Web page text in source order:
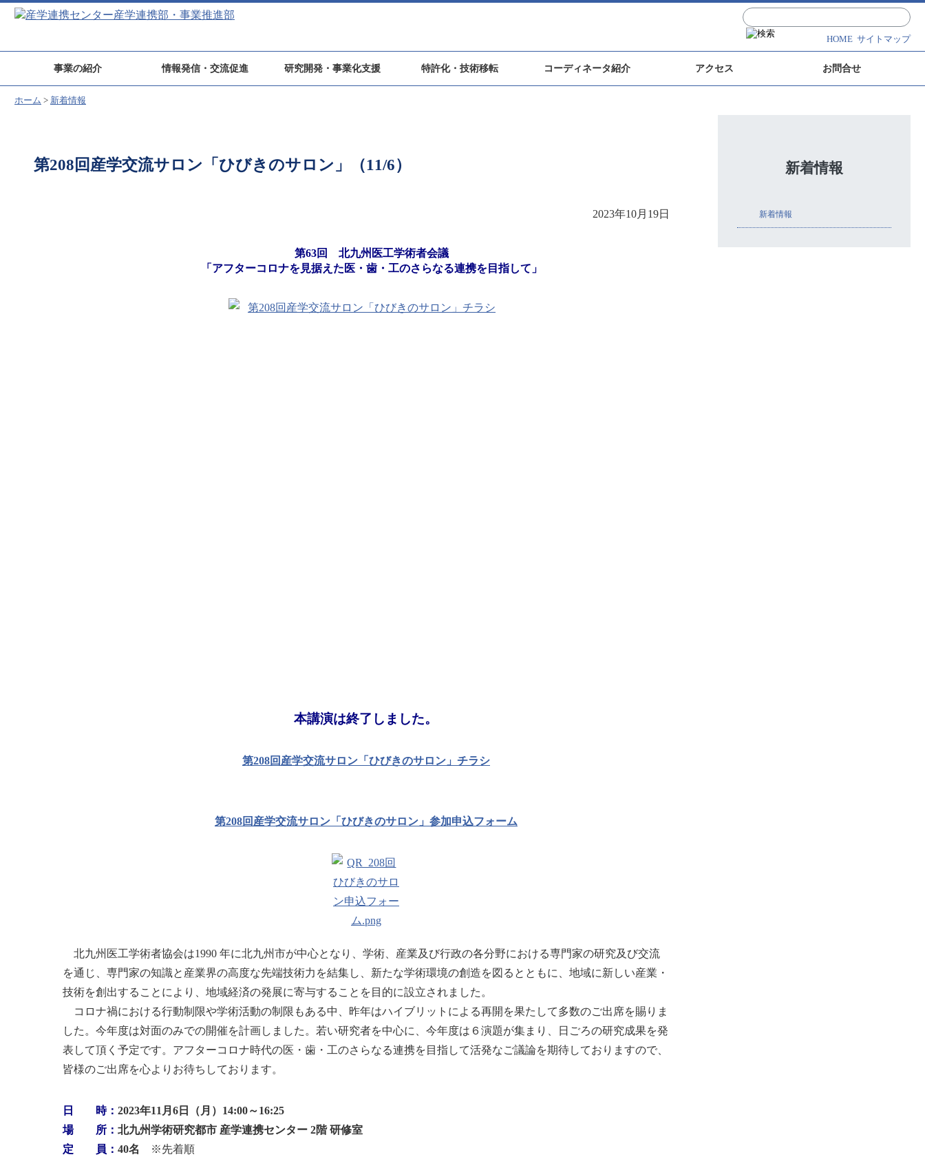
HOME サイトマップ
事業の紹介 情報発信・交流促進 研究開発・事業化支援 特許化・技術移転 コーディネータ紹介 アクセス お問合せ
ホーム > 新着情報
第208回産学交流サロン「ひびきのサロン」（11/6）
2023年10月19日
第63回 北九州医工学術者会議
「アフターコロナを見据えた医・歯・工のさらなる連携を目指して」
本講演は終了しました。
第208回産学交流サロン「ひびきのサロン」チラシ
第208回産学交流サロン「ひびきのサロン」参加申込フォーム
北九州医工学術者協会は1990 年に北九州市が中心となり、学術、産業及び行政の各分野における専門家の研究及び交流
を通じ、専門家の知識と産業界の高度な先端技術力を結集し、新たな学術環境の創造を図るとともに、地域に新しい産業・
技術を創出することにより、地域経済の発展に寄与することを目的に設立されました。
コロナ禍における行動制限や学術活動の制限もある中、昨年はハイブリットによる再開を果たして多数のご出席を賜りま
した。今年度は対面のみでの開催を計画しました。若い研究者を中心に、今年度は６演題が集まり、日ごろの研究成果を発
表して頂く予定です。アフターコロナ時代の医・歯・工のさらなる連携を目指して活発なご議論を期待しておりますので、
皆様のご出席を心よりお待ちしております。
日 時： 2023年11月6日（月）14:00～16:25
場 所： 北九州学術研究都市 産学連携センター 2階 研修室
定 員： 40名
※先着順
新着情報
新着情報